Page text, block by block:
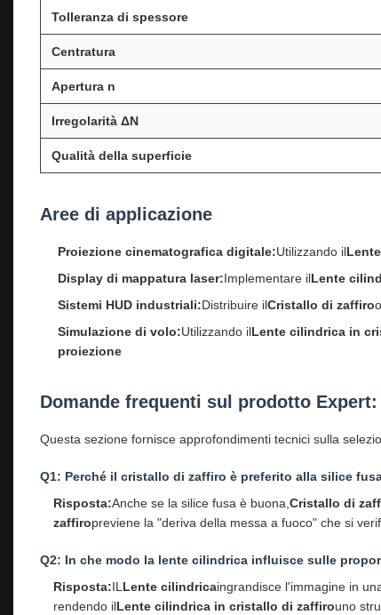
Tolleranza di spessore
Centratura
Apertura n
Irregolarità ΔN
Qualità della superficie
Aree di applicazione
Proiezione cinematografica digitale:Utilizzando il
Display di mappatura laser:Implementare ilLente
Sistemi HUD industriali:Distribuire ilCristallo di zaffiro
Simulazione di volo:Utilizzando ilLente cilindrica in
proiezione
Domande frequenti sul prodotto
Questa sezione fornisce approfondimenti tecnici sulla
Q1: Perché il cristallo di zaffiro è preferito alla silice
Risposta:Anche se la silice fusa è buona, Cristallo di
zaffiropreviene la "deriva della messa a fuoco" che si
Q2: In che modo la lente cilindrica influisce sulle
Risposta:IL Lente cilindricaingrandisce l'immagine in
rendendo ilLente cilindrica in cristallo di zaffirouno